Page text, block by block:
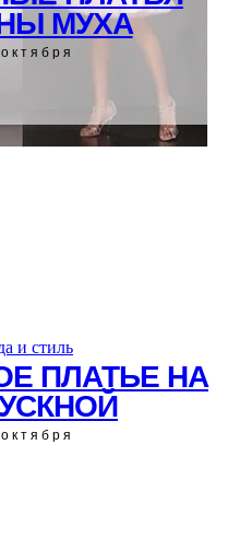
МУХА
и стиль
ПЛАТЬЕ НА